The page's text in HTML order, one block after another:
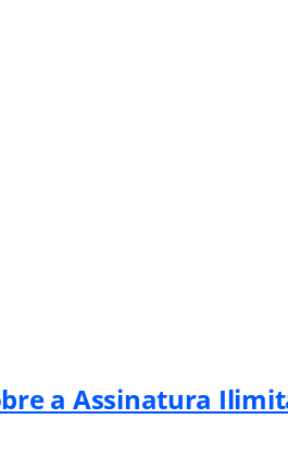
a Assinatura